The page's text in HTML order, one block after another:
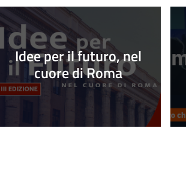
Idee per il futuro, nel
cuore di Roma